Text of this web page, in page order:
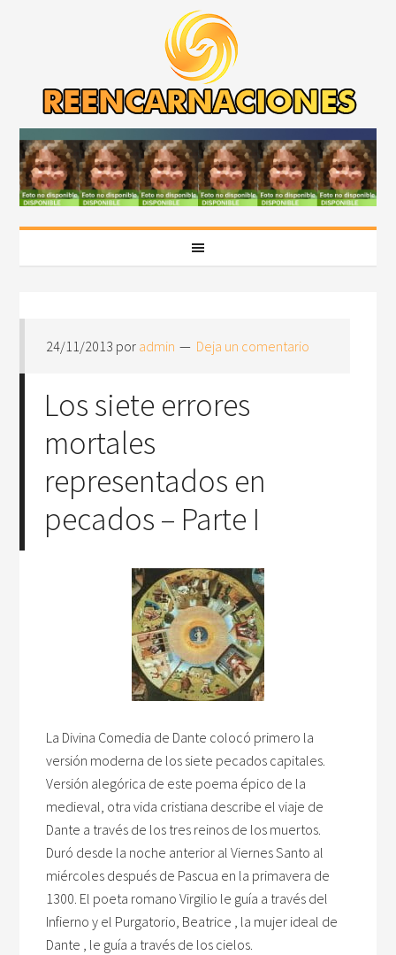
24/11/2013 por admin Deja un comentario
Los siete errores
mortales
representados en
pecados – Parte I
La Divina Comedia de Dante colocó primero la
versión moderna de los siete pecados capitales.
Versión alegórica de este poema épico de la
medieval, otra vida cristiana describe el viaje de
Dante a través de los tres reinos de los muertos.
Duró desde la noche anterior al Viernes Santo al
miércoles después de Pascua en la primavera de
1300. El poeta romano Virgilio le guía a través del
Infierno y el Purgatorio, Beatrice , la mujer ideal de
Dante , le guía a través de los cielos.